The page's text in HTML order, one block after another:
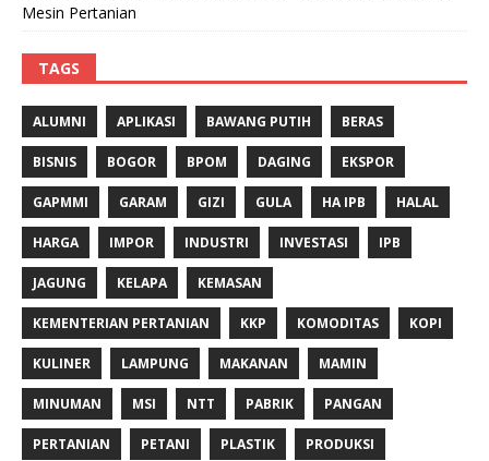
Mesin Pertanian
TAGS
ALUMNI APLIKASI BAWANG PUTIH BERAS
BISNIS BOGOR BPOM DAGING EKSPOR
GAPMMI GARAM GIZI GULA HA IPB HALAL
HARGA IMPOR INDUSTRI INVESTASI IPB
JAGUNG KELAPA KEMASAN
KEMENTERIAN PERTANIAN KKP KOMODITAS KOPI
KULINER LAMPUNG MAKANAN MAMIN
MINUMAN MSI NTT PABRIK PANGAN
PERTANIAN PETANI PLASTIK PRODUKSI